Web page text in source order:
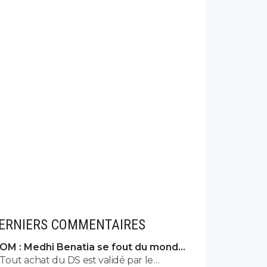
COMMENTAIRES
OM : Medhi Benatia se fout du monde,
la réponse est violente
Tout achat du DS est validé par le